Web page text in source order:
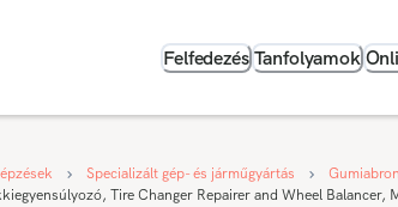
Felfedezés Tanfolyamok
Specializált gép- és járműgyártás
Tire Changer Repairer and Wheel Balancer,